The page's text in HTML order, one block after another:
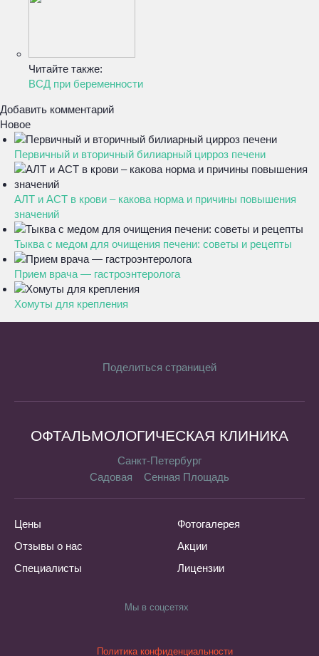
Читайте также:
ВСД при беременности
Добавить комментарий
Новое
Первичный и вторичный билиарный цирроз печени
АЛТ и АСТ в крови – какова норма и причины повышения
значений
Тыква с медом для очищения печени: советы и рецепты
Прием врача — гастроэнтеролога
Хомуты для крепления
Поделиться страницей
ОФТАЛЬМОЛОГИЧЕСКАЯ КЛИНИКА
Санкт-Петербург
Садовая
Сенная Площадь
Цены
Отзывы о нас
Специалисты
Фотогалерея
Акции
Лицензии
Мы в соцсетях
Политика конфиденциальности